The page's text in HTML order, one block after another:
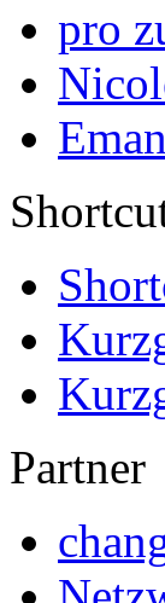
pro
Partner